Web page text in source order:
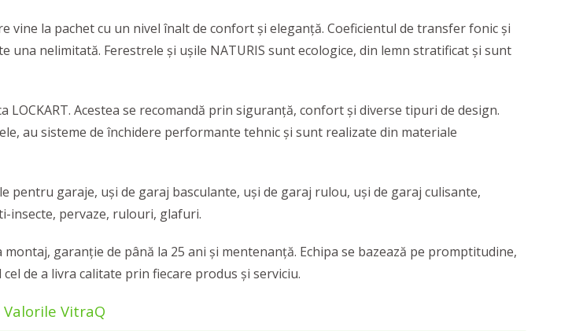
vine la pachet cu un nivel înalt de confort și eleganță. Coeficientul de transfer fonic și
nelimitată. Ferestrele și ușile NATURIS sunt ecologice, din lemn stratificat și sunt
Acestea se recomandă prin siguranță, confort și diverse tipuri de design.
au sisteme de închidere performante tehnic și sunt realizate din materiale
garaje, uși de garaj basculante, uși de garaj rulou, uși de garaj culisante,
insecte, pervaze, rulouri, glafuri.
garanție de până la 25 ani și mentenanță. Echipa se bazează pe promptitudine,
de a livra calitate prin fiecare produs și serviciu.
Valorile VitraQ